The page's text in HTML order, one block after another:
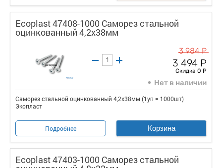
Ecoplast 47408-1000 Саморез стальной
оцинкованный 4,2x38мм
3 984 Р
3 494 Р
Скидка 0 Р
Нет в наличии
Саморез стальной оцинкованный 4,2x38мм (1уп = 1000шт)
Экопласт
Подробнее Корзина
Ecoplast 47403-1000 Саморез стальной